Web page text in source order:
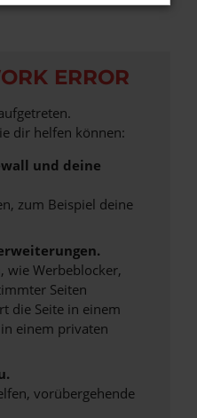
ERROR
dir helfen können:
und deine
zum Beispiel deine
wie Werbeblocker,
Seiten
die Seite in einem
einem privaten
vorübergehende